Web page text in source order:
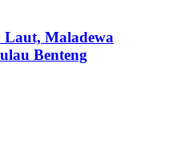
Laut, Maladewa
Benteng